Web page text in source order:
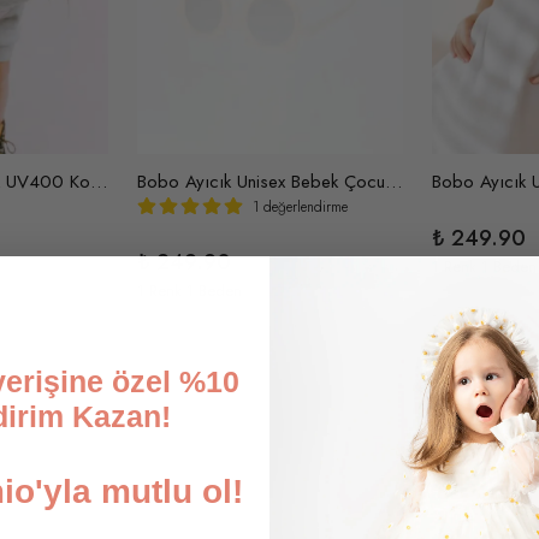
Harriet Bebek Çocuk UV400 Korumalı Güneş Gözlüğü ve Saklama Kabı 1-4 Yaş (Turuncu) Bobo Ayıcık Unisex Bebek Çocuk UV400 Korumalı İskandinav Güneş Gözlüğü ve Saklama Kabı 1-4 Yaş (Kavun içi)
1 değerlendirme
₺ 249.90
₺ 249.90
özel %10
Kazan!
mutlu ol!